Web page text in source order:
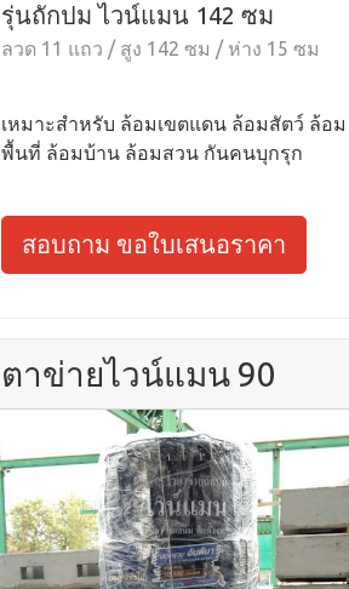
รุ่นถักปม ไวน์แมน 142 ซม
ลวด 11 แถว / สูง 142 ซม / ห่าง 15 ซม
เหมาะสำหรับ ล้อมเขตแดน ล้อมสัตว์ ล้อม
พื้นที่ ล้อมบ้าน ล้อมสวน กันคนบุกรุก
สอบถาม ขอใบเสนอราคา
ตาข่ายไวน์แมน 90